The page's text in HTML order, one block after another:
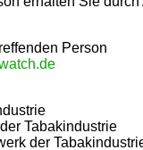
Person
Tabakindustrie
der